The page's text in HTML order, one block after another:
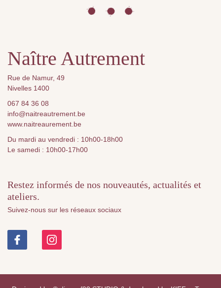
Naître Autrement
Rue de Namur, 49
Nivelles 1400
067 84 36 08
info@naitreautrement.be
www.naitreaurement.be
Du mardi au vendredi : 10h00-18h00
Le samedi : 10h00-17h00
Restez informés de nos nouveautés, actualités et
ateliers.
Suivez-nous sur les réseaux sociaux